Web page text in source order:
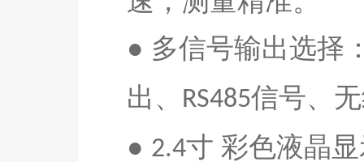
● 多信号输出选择
出、
RS485信号、
● 2.4寸 彩色液晶